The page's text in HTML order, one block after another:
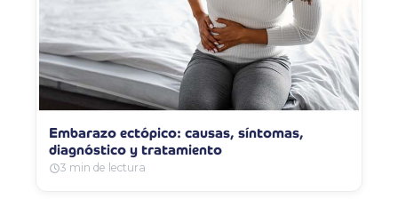
Embarazo ectópico: causas, síntomas,
diagnóstico y tratamiento
3 min de lectura